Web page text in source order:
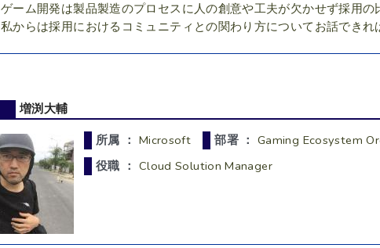
ゲーム開発は製品製造のプロセスに人の創意や工夫が欠かせず採用
私からは採用におけるコミュニティとの関わり方についてお話できれ
増渕大輔
所属 ： Microsoft 部署 ： Gaming Ecosystem
役職 ： Cloud Solution Manager